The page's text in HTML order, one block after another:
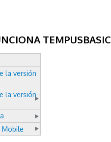
TEMPUSBASIC
la versión
la versión
Mobile